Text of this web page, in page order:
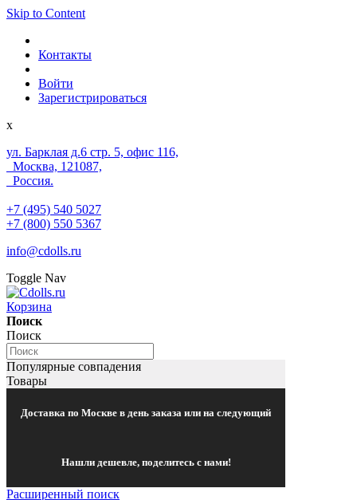
Skip to Content
Контакты
Войти
Зарегистрироваться
x
ул. Барклая д.6 стр. 5, офис 116,
Москва, 121087,
Россия.
+7 (495) 540 5027
+7 (800) 550 5367
info@cdolls.ru
Toggle Nav
Корзина
Поиск
Поиск
Популярные совпадения
Товары
Доставка по Москве в день заказа или на следующий
Нашли дешевле, поделитесь с нами!
Расширенный поиск